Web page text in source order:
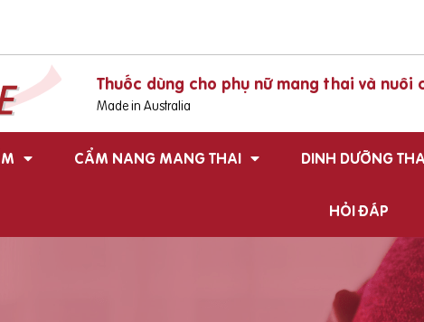
Thuốc dùng cho phụ nữ mang thai và nuôi
Made in Australia
CẨM NANG MANG THAI DINH DƯỠNG
HỎI ĐÁP